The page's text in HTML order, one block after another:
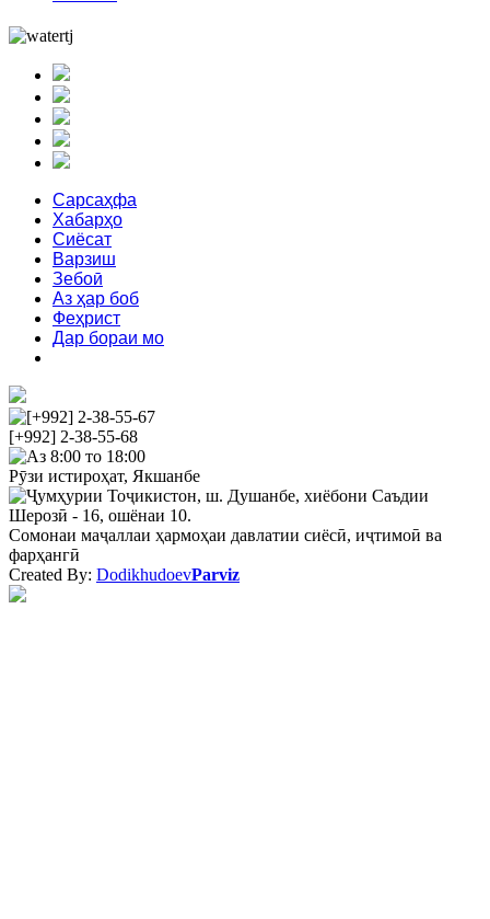
Сарсаҳфа
Хабарҳо
Сиёсат
Варзиш
Зебоӣ
Аз ҳар боб
Феҳрист
Дар бораи мо
[+992] 2-38-55-67
[+992] 2-38-55-68
Аз 8:00 то 18:00
Рӯзи истироҳат, Якшанбе
Ҷумҳурии Тоҷикистон, ш. Душанбе, хиёбони Саъдии
Шерозӣ - 16, ошёнаи 10.
Сомонаи маҷаллаи ҳармоҳаи давлатии сиёсӣ, иҷтимоӣ ва
фарҳангӣ
Created By: DodikhudoevParviz